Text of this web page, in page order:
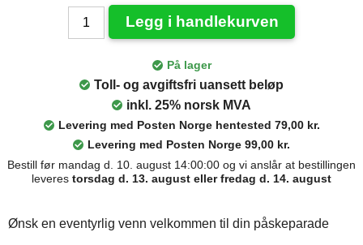
Legg i handlekurven
På lager
Toll- og avgiftsfri uansett beløp
inkl. 25% norsk MVA
Levering med Posten Norge hentested 79,00 kr.
Levering med Posten Norge 99,00 kr.
Bestill før mandag d. 10. august 14:00:00 og vi anslår at bestillingen
leveres torsdag d. 13. august eller fredag d. 14. august
Ønsk en eventyrlig venn velkommen til din påskeparade